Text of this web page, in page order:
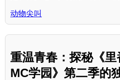
动物尖叫
重温青春：探秘《
MC学园》第二季的